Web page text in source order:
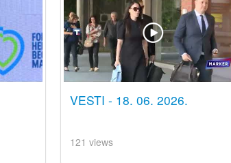
VESTI - 18. 06. 2026.
121 views